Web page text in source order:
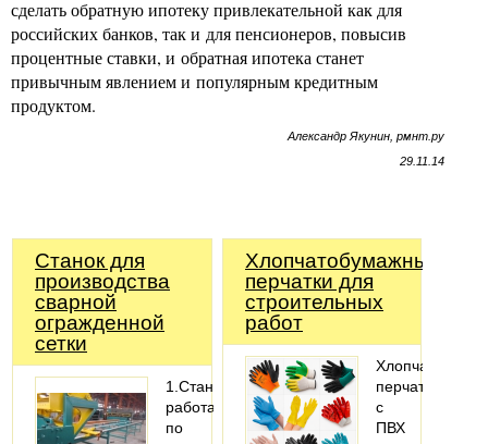
сделать обратную ипотеку привлекательной как для
российских банков, так и для пенсионеров, повысив
процентные ставки, и обратная ипотека станет
привычным явлением и популярным кредитным
продуктом.
Александр Якунин, рмнт.ру
29.11.14
Станок для
производства
сварной
огражденной
сетки
1.Станок
работает
по
Хлопчатобумажные
перчатки для
строительных
работ
перчатки
с
ПВХ